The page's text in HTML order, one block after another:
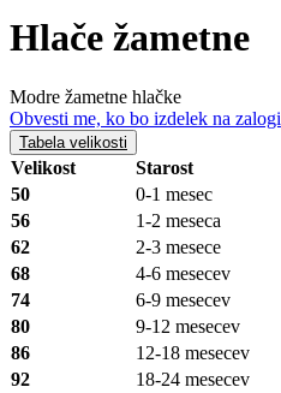
Hlače žametne
Modre žametne hlačke
Obvesti me, ko bo izdelek na zalogi
Tabela velikosti
Velikost Starost
50
0-1 mesec
56
1-2 meseca
62
2-3 mesece
68
4-6 mesecev
74
6-9 mesecev
80
9-12 mesecev
86
12-18 mesecev
92
18-24 mesecev